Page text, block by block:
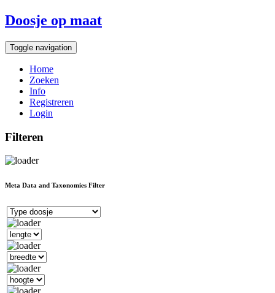
Doosje op maat
Toggle navigation
Home
Zoeken
Info
Registreren
Login
Filteren
Meta Data and Taxonomies Filter